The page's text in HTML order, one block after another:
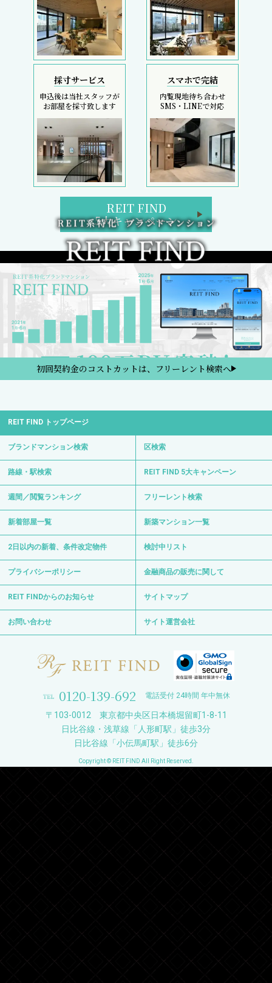
採寸サービス
申込後は当社スタッフが
お部屋を採寸致します
スマホで完結
内覧現地待ち合わせ
SMS・LINEで対応
REIT FIND
5大キャンペーン
初回契約金のコストカットは、フリーレント検索へ
REIT FIND トップページ
ブランドマンション検索 区検索
路線・駅検索 REIT FIND 5大キャンペーン
週間／閲覧ランキング フリーレント検索
新着部屋一覧 新築マンション一覧
2日以内の新着、条件改定物件 検討中リスト
プライバシーポリシー 金融商品の販売に関して
REIT FINDからのお知らせ サイトマップ
お問い合わせ サイト運営会社
0120-139-692 電話受付 24時間 年中無休
〒103-0012 東京都中央区日本橋堀留町1-8-11
日比谷線・浅草線「人形町駅」徒歩3分
日比谷線「小伝馬町駅」徒歩6分
Copyright © REIT FIND All Right Reserved.